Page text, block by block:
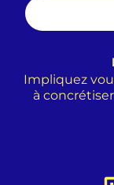
Impliquez
à